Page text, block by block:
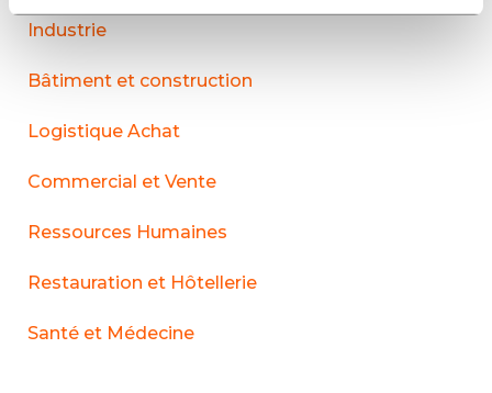
Industrie
Bâtiment et construction
Logistique Achat
Commercial et Vente
Ressources Humaines
Restauration et Hôtellerie
Santé et Médecine